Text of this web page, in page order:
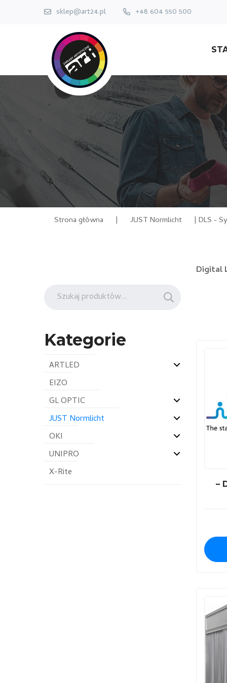
sklep@art24.pl +48 604 550 500
Strona główna | JUST Normlicht | DLS -
Szukaj:
Kategorie
ARTLED
EIZO
GL OPTIC
JUST Normlicht
OKI
UNIPRO
X-Rite
Digital
–